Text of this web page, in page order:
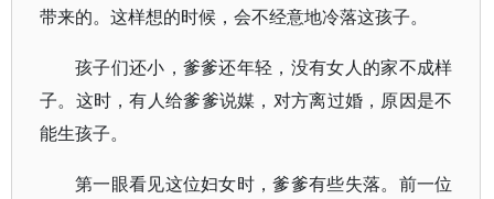
带来的。这样想的时候，会不经意地冷落这孩子。
孩子们还小，爹爹还年轻，没有女人的家不成样
子。这时，有人给爹爹说媒，对方离过婚，原因是不
能生孩子。
第一眼看见这位妇女时，爹爹有些失落。前一位